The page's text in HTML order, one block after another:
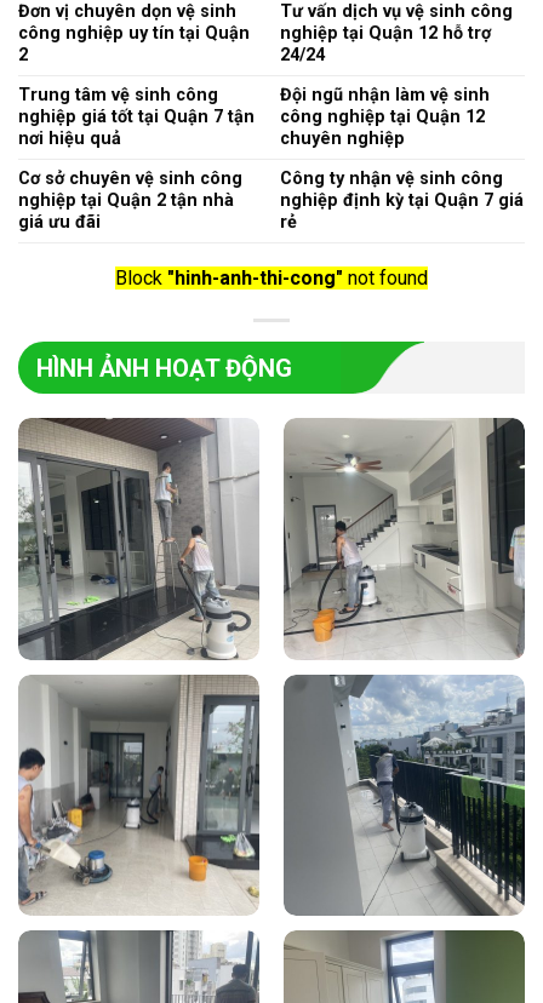
Đơn vị chuyên dọn vệ sinh
công nghiệp uy tín tại Quận
2
Tư vấn dịch vụ vệ sinh công
nghiệp tại Quận 12 hỗ trợ
24/24
Trung tâm vệ sinh công
nghiệp giá tốt tại Quận 7 tận
nơi hiệu quả
Đội ngũ nhận làm vệ sinh
công nghiệp tại Quận 12
chuyên nghiệp
Cơ sở chuyên vệ sinh công
nghiệp tại Quận 2 tận nhà
giá ưu đãi
Công ty nhận vệ sinh công
nghiệp định kỳ tại Quận 7 giá
rẻ
Block "hinh-anh-thi-cong" not found
HÌNH ẢNH HOẠT ĐỘNG